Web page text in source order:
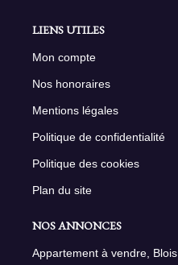
LIENS UTILES
Mon compte
Nos honoraires
Mentions légales
Politique de confidentialité
Politique des cookies
Plan du site
NOS ANNONCES
Appartement à vendre, Blois